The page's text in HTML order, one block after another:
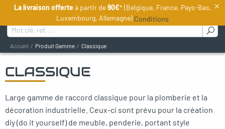
FR
Rechercher :
Accueil Produit Gamme Classique
CLASSIQUE
Large gamme de raccord classique pour la plomberie et la
décoration industrielle. Ceux-ci sont prévu pour la création
diy (do it yourself) de meuble, penderie, portant style
menu
menu
menu
La livraison offerte à partir de90€* (Belgique, France, Pays-Bas,
Luxembourg, Allemagne) Conditions
×